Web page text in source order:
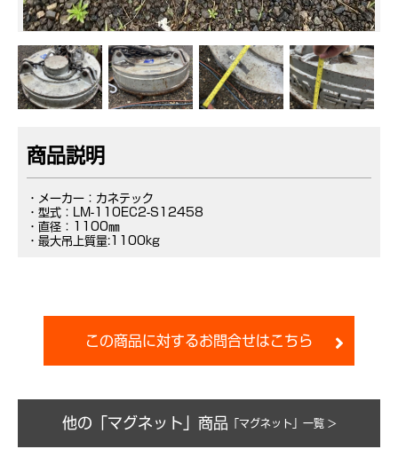
商品説明
・メーカー：カネテック
・型式：LM-110EC2-S12458
・直径：1100㎜
・最大吊上質量:1100kg
この商品に対するお問合せはこちら
他の「マグネット」商品 「マグネット」一覧 >